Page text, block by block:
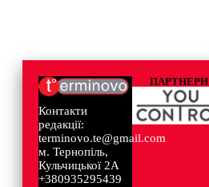
Контакти
редакції:
terminovo.te@gmail.com
м. Тернопіль,
Кульчицької 2А
+380935295439
ПАРТНЕРИ